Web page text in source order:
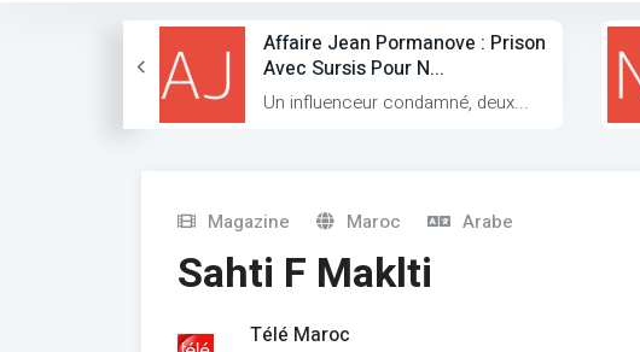
Affaire Jean Pormanove : Prison
Avec Sursis Pour N...
Un influenceur condamné, deux...
Magazine Maroc Arabe
Sahti F Maklti
Télé Maroc